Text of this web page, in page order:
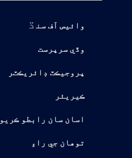
وائيس آف سن ڌ
وڏي سرپرست
پروجيڪٽ ڊائريڪٽر
ڪيريئر
اسان سان رابطو ڪريو
توهان جي راءِ